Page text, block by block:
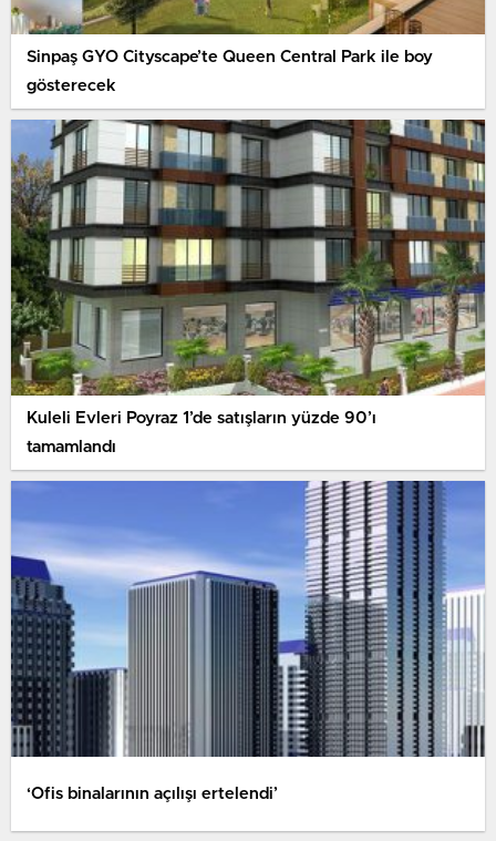
Sinpaş GYO Cityscape’te Queen Central Park ile boy
gösterecek
Kuleli Evleri Poyraz 1’de satışların yüzde 90’ı
tamamlandı
‘Ofis binalarının açılışı ertelendi’